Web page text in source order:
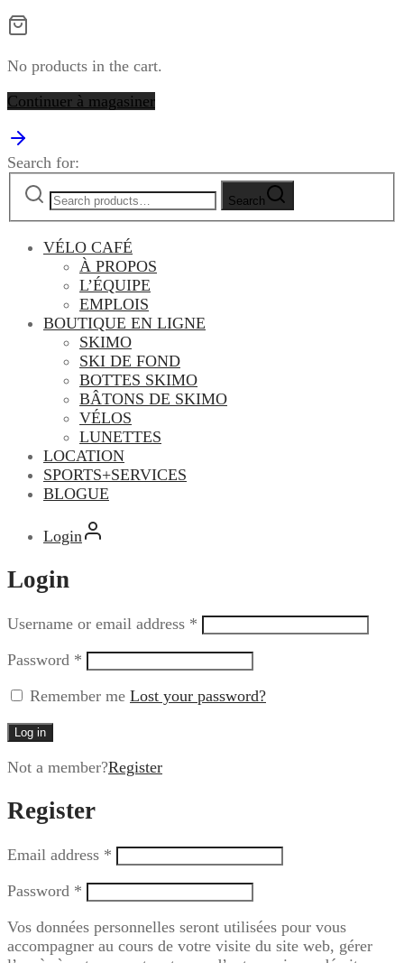
No products in the cart.
Continuer à magasiner
Search for:
Search
VÉLO CAFÉ
À PROPOS
L’ÉQUIPE
EMPLOIS
BOUTIQUE EN LIGNE
SKIMO
SKI DE FOND
BOTTES SKIMO
BÂTONS DE SKIMO
VÉLOS
LUNETTES
LOCATION
SPORTS+SERVICES
BLOGUE
Login
Login
Username or email address *
Password *
Remember me Lost your password?
Log in
Not a member?Register
Register
Email address *
Password *
Vos données personnelles seront utilisées pour vous
accompagner au cours de votre visite du site web, gérer